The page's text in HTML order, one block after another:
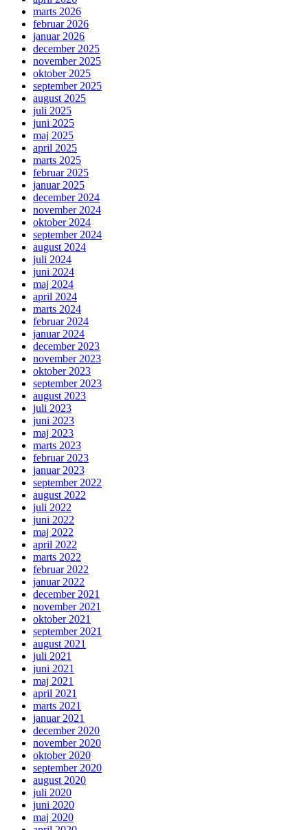
marts 2026
februar 2026
januar 2026
december 2025
november 2025
oktober 2025
september 2025
august 2025
juli 2025
juni 2025
maj 2025
april 2025
marts 2025
februar 2025
januar 2025
december 2024
november 2024
oktober 2024
september 2024
august 2024
juli 2024
juni 2024
maj 2024
april 2024
marts 2024
februar 2024
januar 2024
december 2023
november 2023
oktober 2023
september 2023
august 2023
juli 2023
juni 2023
maj 2023
marts 2023
februar 2023
januar 2023
september 2022
august 2022
juli 2022
juni 2022
maj 2022
april 2022
marts 2022
februar 2022
januar 2022
december 2021
november 2021
oktober 2021
september 2021
august 2021
juli 2021
juni 2021
maj 2021
april 2021
marts 2021
januar 2021
december 2020
november 2020
oktober 2020
september 2020
august 2020
juli 2020
juni 2020
maj 2020